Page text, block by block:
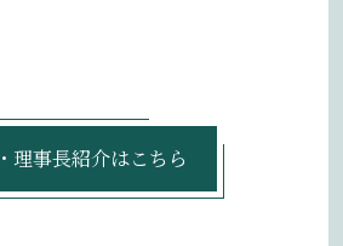
理事長紹介はこちら